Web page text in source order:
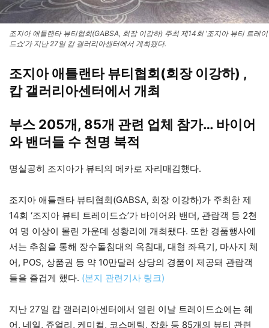
조지아 애틀랜타 뷰티협회(GABSA, 회장 이강하) 주최 제14회 ‘조지아 뷰티 트레이
드쇼’가 지난 27일 캅 갤러리아센터에서 개최됐다.
조지아 애틀랜타 뷰티협회(회장 이강하) ,
캅 갤러리아센터에서 개최
부스 205개, 85개 관련 업체 참가… 바이어
와 밴더들 수 천명 북적
명실공히 조지아가 뷰티의 메카로 자리매김했다.
조지아 애틀랜타 뷰티협회(GABSA, 회장 이강하)가 주최한 제
14회 ‘조지아 뷰티 트레이드쇼’가 바이어와 밴더, 관람객 등 2천
여 명 이상이 몰린 가운데 성황리에 개최됐다. 또한 경품행사에
서는 추첨을 통해 장수돌침대의 옥침대, 대형 좌욕기, 마사지 체
어, POS, 상품권 등 약 10만달러 상당의 경품이 제공돼 관람객
들을 즐겁게 했다. (본지 관련기사 링크)
지난 27일 캅 갤러리아센터에서 열린 이날 트레이드쇼에는 헤
어, 네일, 쥬얼리, 케미컬, 코스메틱, 잡화 등 85개의 뷰티 관련